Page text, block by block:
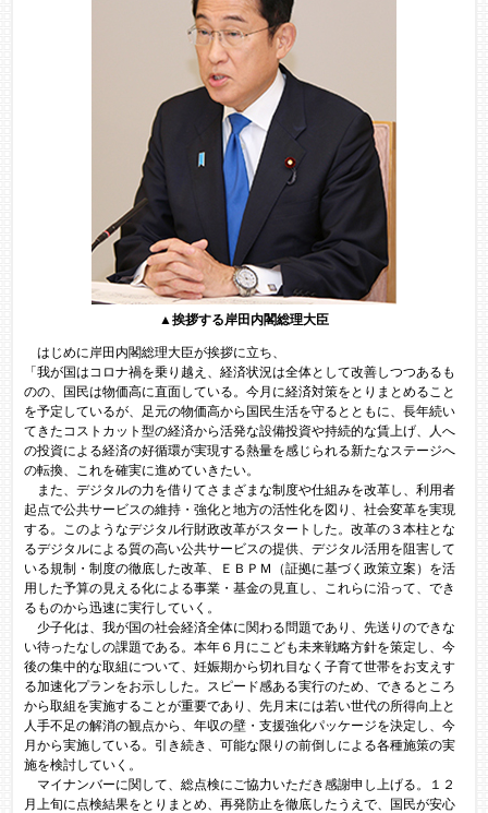
▲ 挨拶する岸田内閣総理大臣​
はじめに岸田内閣総理大臣が挨拶に立ち、
「我が国はコロナ禍を乗り越え、経済状況は全体として改善しつつあるも
のの、国民は物価高に直面している。今月に経済対策をとりまとめること
を予定しているが、足元の物価高から国民生活を守るとともに、長年続い
てきたコストカット型の経済から活発な設備投資や持続的な賃上げ、人へ
の投資による経済の好循環が実現する熱量を感じられる新たなステージへ
の転換、これを確実に進めていきたい。
また、デジタルの力を借りてさまざまな制度や仕組みを改革し、利用者
起点で公共サービスの維持・強化と地方の活性化を図り、社会変革を実現
する。このようなデジタル行財政改革がスタートした。改革の３本柱とな
るデジタルによる質の高い公共サービスの提供、デジタル活用を阻害して
いる規制・制度の徹底した改革、ＥＢＰＭ（証拠に基づく政策立案）を活
用した予算の見える化による事業・基金の見直し、これらに沿って、でき
るものから迅速に実行していく。
少子化は、我が国の社会経済全体に関わる問題であり、先送りのできな
い待ったなしの課題である。本年６月にこども未来戦略方針を策定し、今
後の集中的な取組について、妊娠期から切れ目なく子育て世帯をお支えす
る加速化プランをお示しした。スピード感ある実行のため、できるところ
から取組を実施することが重要であり、先月末には若い世代の所得向上と
人手不足の解消の観点から、年収の壁・支援強化パッケージを決定し、今
月から実施している。引き続き、可能な限りの前倒しによる各種施策の実
施を検討していく。
マイナンバーに関して、総点検にご協力いただき感謝申し上げる。１２
月上旬に点検結果をとりまとめ、再発防止を徹底したうえで、国民が安心